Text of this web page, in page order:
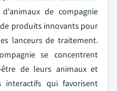
de compagnie
produits innovants pour
lanceurs de traitement.
se concentrent
de leurs animaux et
interactifs qui favorisent